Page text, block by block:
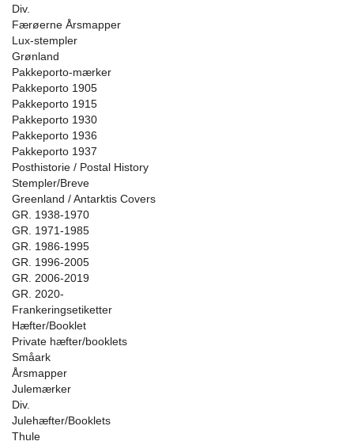
Div.
Færøerne Årsmapper
Lux-stempler
Grønland
Pakkeporto-mærker
Pakkeporto 1905
Pakkeporto 1915
Pakkeporto 1930
Pakkeporto 1936
Pakkeporto 1937
Posthistorie / Postal History
Stempler/Breve
Greenland / Antarktis Covers
GR. 1938-1970
GR. 1971-1985
GR. 1986-1995
GR. 1996-2005
GR. 2006-2019
GR. 2020-
Frankeringsetiketter
Hæfter/Booklet
Private hæfter/booklets
Småark
Årsmapper
Julemærker
Div.
Julehæfter/Booklets
Thule